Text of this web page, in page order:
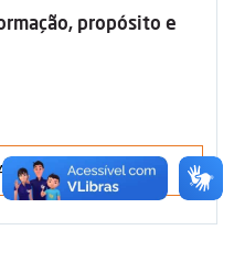
propósito e
NOTÍCIAS